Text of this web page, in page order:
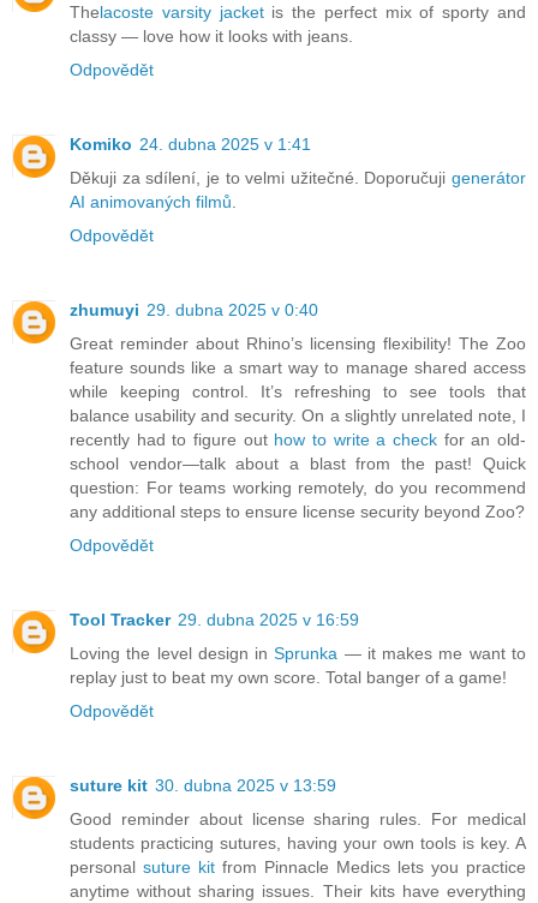
Thelacoste varsity jacketis the perfect mix of sporty and
classy — love how it looks with jeans.
Odpovědět
Komiko 24. dubna 2025 v 1:41
Děkuji za sdílení, je to velmi užitečné. Doporučuji generátor
AI animovaných filmů
Odpovědět
zhumuyi 29. dubna 2025 v 0:40
Great reminder about Rhino’s licensing flexibility! The Zoo
feature sounds like a smart way to manage shared access
while keeping control. It’s refreshing to see tools that
balance usability and security. On a slightly unrelated note, I
recently had to figure out how to write a check for an old-
school vendor—talk about a blast from the past! Quick
question: For teams working remotely, do you recommend
any additional steps to ensure license security beyond Zoo?
Odpovědět
Tool Tracker 29. dubna 2025 v 16:59
Loving the level design inSprunka — it makes me want to
replay just to beat my own score. Total banger of a game!
Odpovědět
suture kit 30. dubna 2025 v 13:59
Good reminder about license sharing rules. For medical
students practicing sutures, having your own tools is key. A
personal suture kit from Pinnacle Medics lets you practice
anytime without sharing issues. Their kits have everything